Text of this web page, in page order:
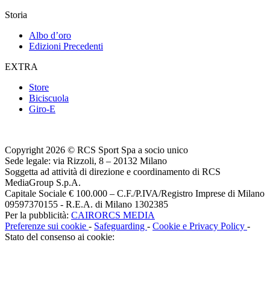
Storia
Albo d’oro
Edizioni Precedenti
EXTRA
Store
Biciscuola
Giro-E
Copyright 2026 © RCS Sport Spa a socio unico
Sede legale: via Rizzoli, 8 – 20132 Milano
Soggetta ad attività di direzione e coordinamento di RCS
MediaGroup S.p.A.
Capitale Sociale € 100.000 – C.F./P.IVA/Registro Imprese di Milano
09597370155 - R.E.A. di Milano 1302385
Per la pubblicità: CAIRORCS MEDIA
Preferenze sui cookie - Safeguarding - Cookie e Privacy Policy -
Stato del consenso ai cookie: